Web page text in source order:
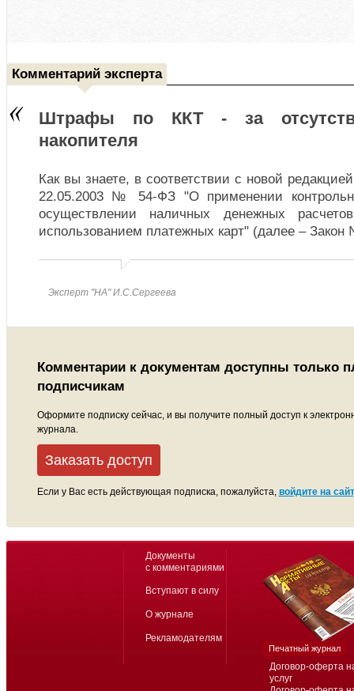
Комментарий эксперта
Штрафы по ККТ - за
накопителя
Как вы знаете, в соответствии с новой
22.05.2003 № 54-ФЗ "О применении
осуществлении наличных денежных
использованием платежных карт" (далее –
Эксперт "НА" И.С.Сергеева
Комментарии к документам доступны только
подписчикам
Оформите подписку сейчас, и вы получите полный доступ к
журнала.
Заказать доступ
Если у Вас есть действующая подписка, пожалуйста, войдите на
Договор-оферта
услуг
Документы
с комментариями
Вступают в силу
О журнале
Рекламодателям
Печатный журнал